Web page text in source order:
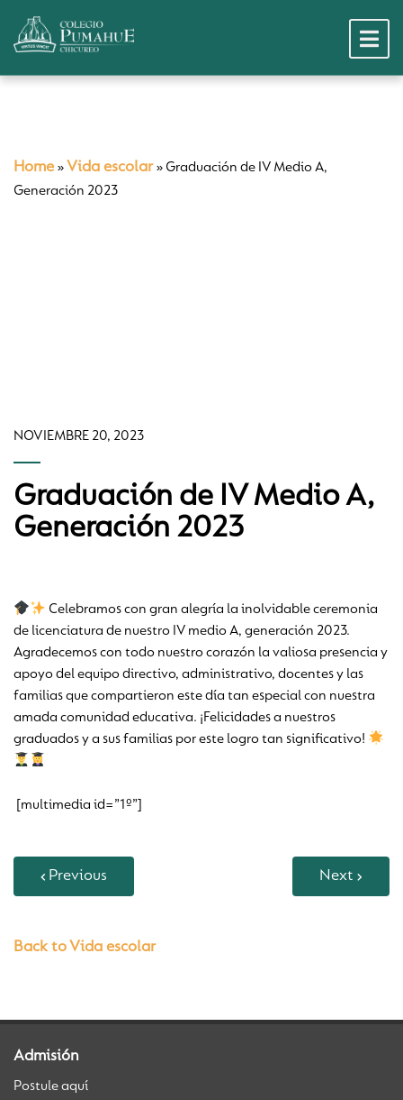
Home » Vida escolar» Graduación de IV Medio A,
Generación 2023
NOVIEMBRE 20, 2023
Graduación de IV Medio A,
Generación 2023
Celebramos con gran alegría la inolvidable ceremonia
de licenciatura de nuestro IV medio A, generación 2023.
Agradecemos con todo nuestro corazón la valiosa presencia y
apoyo del equipo directivo, administrativo, docentes y las
familias que compartieron este día tan especial con nuestra
amada comunidad educativa. ¡Felicidades a nuestros
graduados y a sus familias por este logro tan significativo!
[multimedia id=”1º”]
Previous Next
Back to Vida escolar
Admisión
Postule aquí